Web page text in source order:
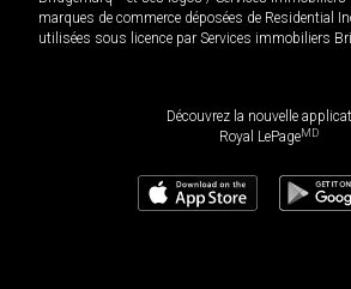
marques de commerce déposées de Residential
utilisées sous licence par Services immobiliers
Découvrez la nouvelle
Royal LePageMD